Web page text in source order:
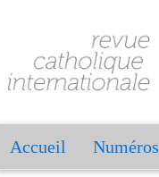
Accueil Numéros